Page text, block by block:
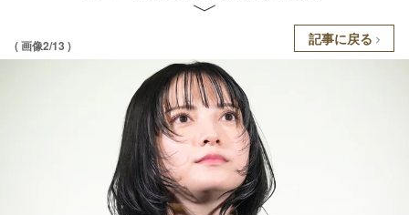
( 画像2/13 ) 記事に戻る